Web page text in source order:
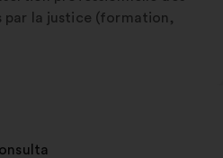
par la justice (formation,